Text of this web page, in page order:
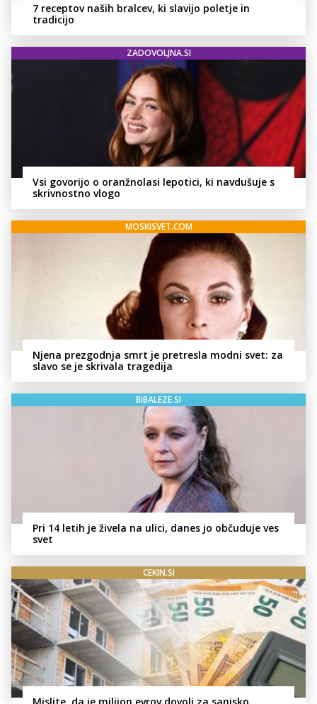
7 receptov naših bralcev, ki slavijo poletje in
tradicijo
ZADOVOLJNA.SI
Vsi govorijo o oranžnolasi lepotici, ki navdušuje s
skrivnostno vlogo
MOSKISVET.COM
Njena prezgodnja smrt je pretresla modni svet: za
slavo se je skrivala tragedija
BIBALEZE.SI
Pri 14 letih je živela na ulici, danes jo občuduje ves
svet
CEKIN.SI
Mislite, da je milijon evrov dovolj za sanjsko